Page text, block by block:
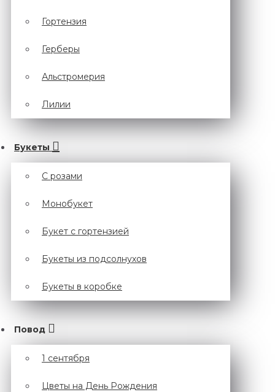
Гортензия
Герберы
Альстромерия
Лилии
Букеты
С розами
Монобукет
Букет с гортензией
Букеты из подсолнухов
Букеты в коробке
Повод
1 сентября
Цветы на День Рождения